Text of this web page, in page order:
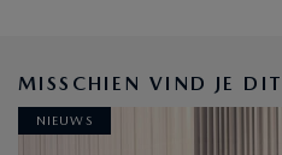
MISSCHIEN VIND JE
NIEUWS